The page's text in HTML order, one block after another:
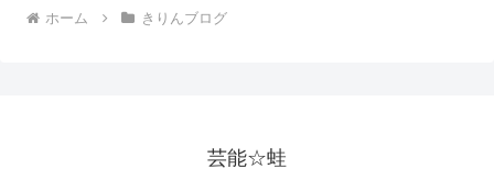
ホーム きりんブログ
芸能☆蛙